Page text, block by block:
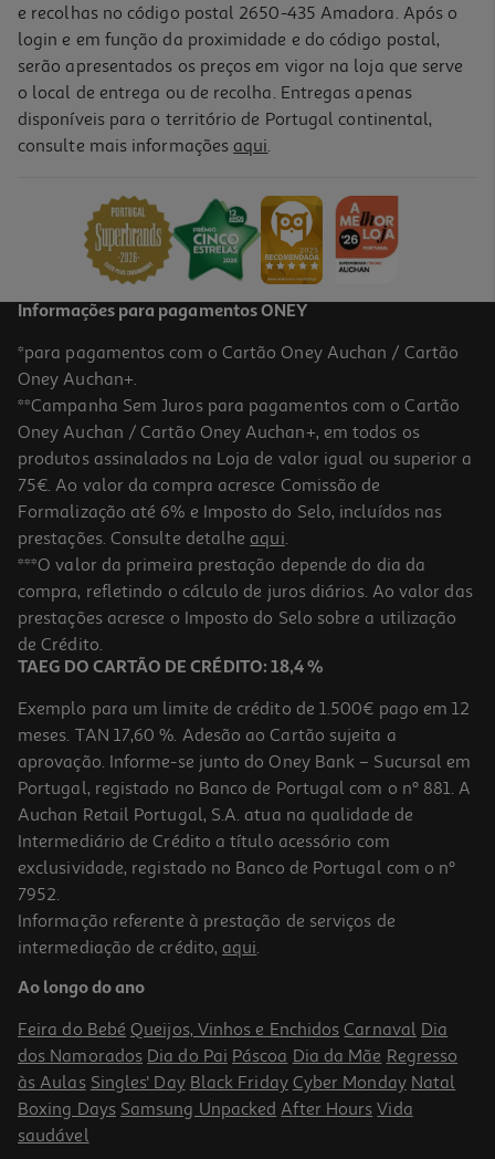
4.7
Maionese Vianeza Com Flor De Sal 450ml
-35%
4.7
Maionese Hellmann's 208g
10.53 €/Kg
Price reduced from
3,39 €to
2,19 €
Promoção
e recolhas no código postal 2650-435 Amadora. Após o
login e em função da proximidade e do código postal,
serão apresentados os preços em vigor na loja que serve
o local de entrega ou de recolha. Entregas apenas
disponíveis para o território de Portugal continental,
consulte mais informações aqui.
Informações para pagamentos ONEY
*para pagamentos com o Cartão Oney Auchan / Cartão
Oney Auchan+.
**Campanha Sem Juros para pagamentos com o Cartão
Oney Auchan / Cartão Oney Auchan+, em todos os
produtos assinalados na Loja de valor igual ou superior a
75€. Ao valor da compra acresce Comissão de
Formalização até 6% e Imposto do Selo, incluídos nas
prestações. Consulte detalhe aqui.
***O valor da primeira prestação depende do dia da
compra, refletindo o cálculo de juros diários. Ao valor das
prestações acresce o Imposto do Selo sobre a utilização
de Crédito.
TAEG DO CARTÃO DE CRÉDITO: 18,4 %
Exemplo para um limite de crédito de 1.500€ pago em 12
meses. TAN 17,60 %. Adesão ao Cartão sujeita a
aprovação. Informe-se junto do Oney Bank – Sucursal em
Portugal, registado no Banco de Portugal com o nº 881. A
Auchan Retail Portugal, S.A. atua na qualidade de
Intermediário de Crédito a título acessório com
exclusividade, registado no Banco de Portugal com o nº
7952.
Informação referente à prestação de serviços de
intermediação de crédito, aqui.
Ao longo do ano
Feira do Bebé Queijos, Vinhos e Enchidos Carnaval Dia
dos Namorados Dia do Pai Páscoa Dia da Mãe Regresso
às Aulas Singles' Day Black Friday Cyber Monday Natal
Boxing Days Samsung Unpacked After Hours Vida
saudável